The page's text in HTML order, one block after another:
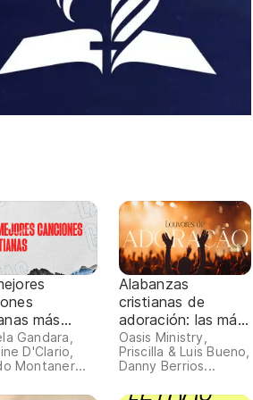
más
2024
Gandara,
D'Clario,
Montaner...
Alabanzas
cristianas de
adoración: las más
escuchadas 2026
Oasis Ministry,
Priscilla & Luis Bueno,
Danny Berrios...